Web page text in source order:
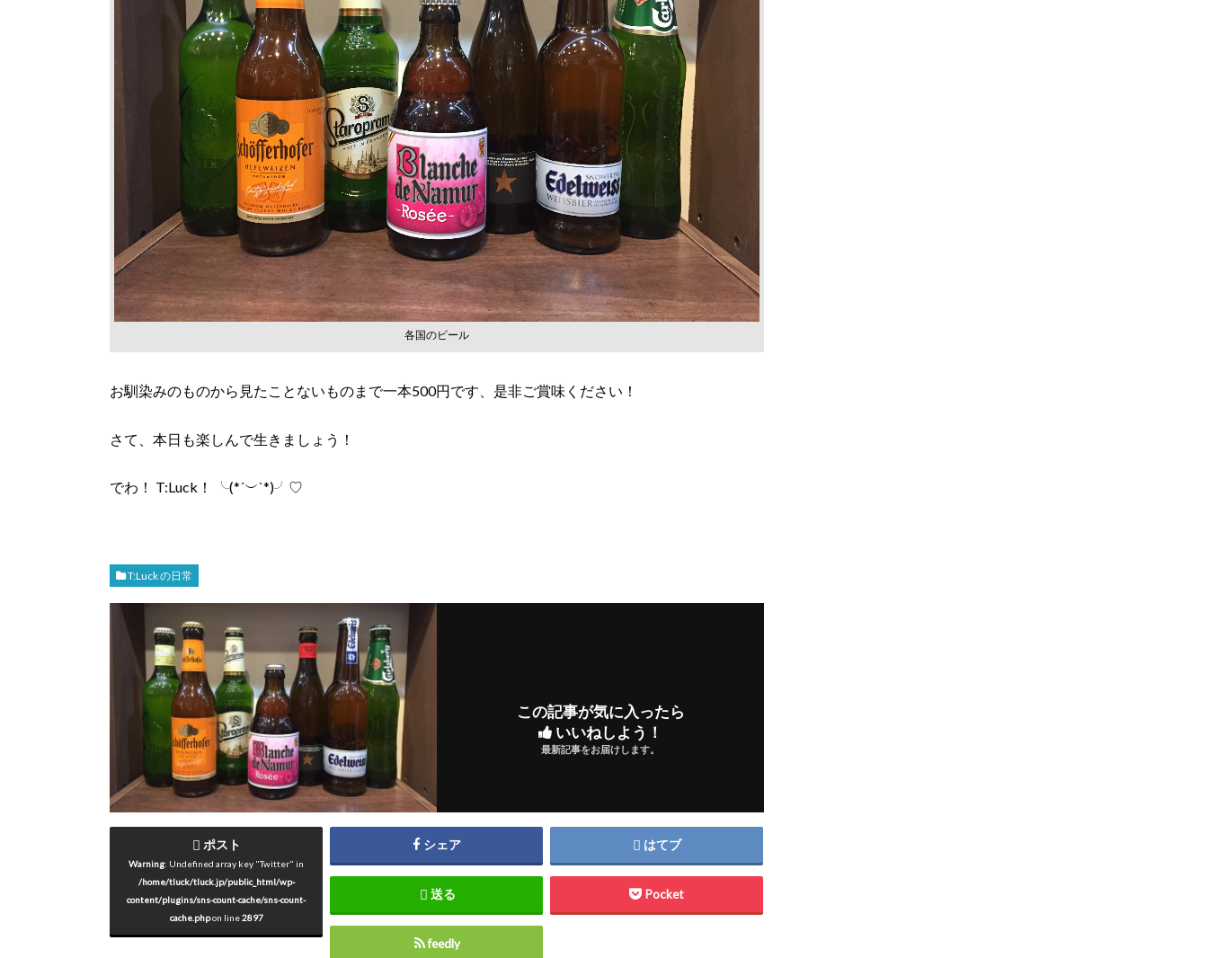
各国のビール
お馴染みのものから見たことないものまで一本500円です、是非ご賞味ください！
さて、本日も楽しんで生きましょう！
でわ！ T:Luck！ ╰(*´︶`*)╯♡
T:Luck の日常
この記事が気に入ったら
いいねしよう！
最新記事をお届けします。
ポスト
Warning: Undefined array key "Twitter" in
/home/tluck/tluck.jp/public_html/wp-
content/plugins/sns-count-cache/sns-count-
cache.phpon line2897
シェア はてブ
送る Pocket
feedly